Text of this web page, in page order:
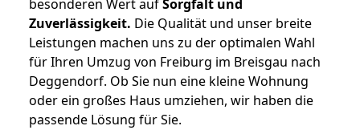
besonderen Wert aufSorgfalt und
Zuverlässigkeit. Die Qualität und unser breite
Leistungen machen uns zu der optimalen Wahl
für Ihren Umzug von Freiburg im Breisgau nach
Deggendorf. Ob Sie nun eine kleine Wohnung
oder ein großes Haus umziehen, wir haben die
passende Lösung für Sie.